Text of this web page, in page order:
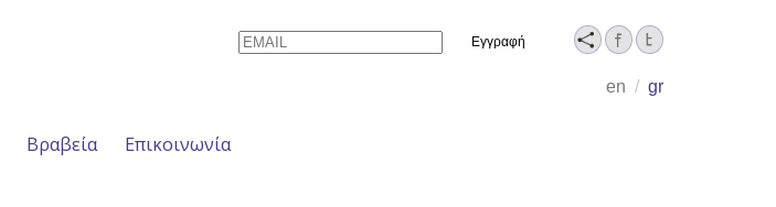
en / gr
Email Name
Βραβεία Επικοινωνία